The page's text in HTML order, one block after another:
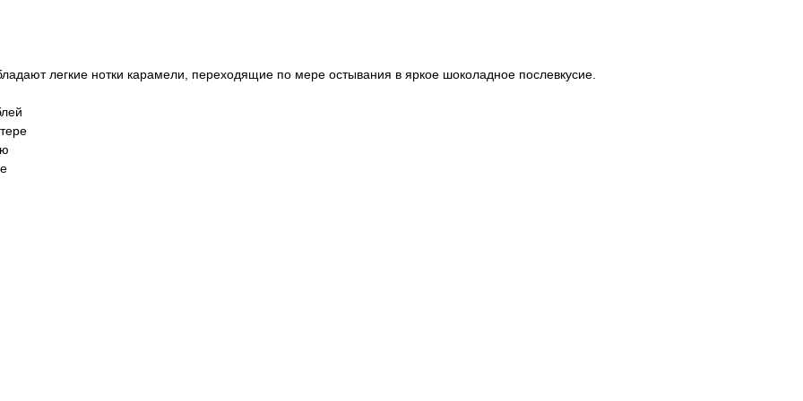
легкие нотки карамели, переходящие по мере остывания в яркое шоколадное послевкусие.